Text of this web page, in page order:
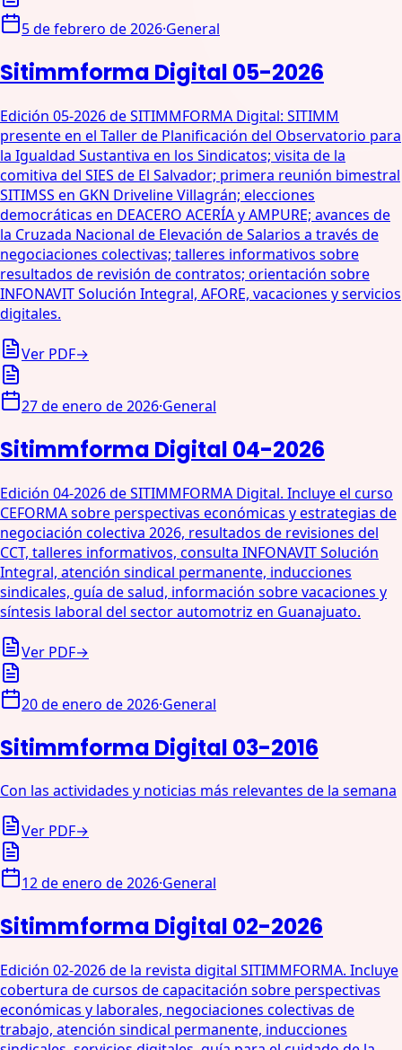
5 de febrero de 2026·General
Sitimmforma Digital 05-2026
Edición 05-2026 de SITIMMFORMA Digital: SITIMM
presente en el Taller de Planificación del Observatorio para
la Igualdad Sustantiva en los Sindicatos; visita de la
comitiva del SIES de El Salvador; primera reunión bimestral
SITIMSS en GKN Driveline Villagrán; elecciones
democráticas en DEACERO ACERÍA y AMPURE; avances de
la Cruzada Nacional de Elevación de Salarios a través de
negociaciones colectivas; talleres informativos sobre
resultados de revisión de contratos; orientación sobre
INFONAVIT Solución Integral, AFORE, vacaciones y servicios
digitales.
Ver PDF→
27 de enero de 2026·General
Sitimmforma Digital 04-2026
Edición 04-2026 de SITIMMFORMA Digital. Incluye el curso
CEFORMA sobre perspectivas económicas y estrategias de
negociación colectiva 2026, resultados de revisiones del
CCT, talleres informativos, consulta INFONAVIT Solución
Integral, atención sindical permanente, inducciones
sindicales, guía de salud, información sobre vacaciones y
síntesis laboral del sector automotriz en Guanajuato.
Ver PDF→
20 de enero de 2026·General
Sitimmforma Digital 03-2016
Con las actividades y noticias más relevantes de la semana
Ver PDF→
12 de enero de 2026·General
Sitimmforma Digital 02-2026
Edición 02-2026 de la revista digital SITIMMFORMA. Incluye
cobertura de cursos de capacitación sobre perspectivas
económicas y laborales, negociaciones colectivas de
trabajo, atención sindical permanente, inducciones